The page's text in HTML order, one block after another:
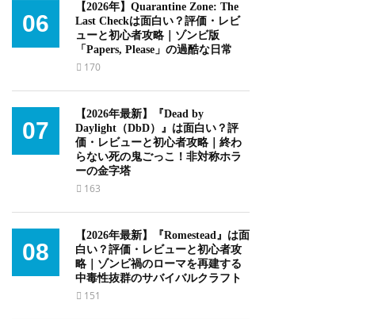
06
【2026年】Quarantine Zone: The
Last Checkは面白い？評価・レビ
ューと初心者攻略｜ゾンビ版
「Papers, Please」の過酷な日常
170
07
【2026年最新】『Dead by
Daylight（DbD）』は面白い？評
価・レビューと初心者攻略｜終わ
らない死の鬼ごっこ！非対称ホラ
ーの金字塔
163
08
【2026年最新】『Romestead』は面
白い？評価・レビューと初心者攻
略｜ゾンビ禍のローマを再建する
中毒性抜群のサバイバルクラフト
151